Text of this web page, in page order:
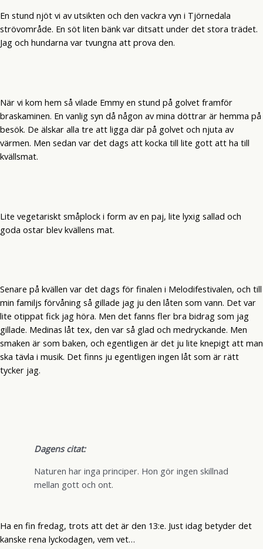
En stund njöt vi av utsikten och den vackra vyn i Tjörnedala
strövområde. En söt liten bänk var ditsatt under det stora trädet.
Jag och hundarna var tvungna att prova den.
När vi kom hem så vilade Emmy en stund på golvet framför
braskaminen. En vanlig syn då någon av mina döttrar är hemma på
besök. De älskar alla tre att ligga där på golvet och njuta av
värmen. Men sedan var det dags att kocka till lite gott att ha till
kvällsmat.
Lite vegetariskt småplock i form av en paj, lite lyxig sallad och
goda ostar blev kvällens mat.
Senare på kvällen var det dags för finalen i Melodifestivalen, och till
min familjs förvåning så gillade jag ju den låten som vann. Det var
lite otippat fick jag höra. Men det fanns fler bra bidrag som jag
gillade. Medinas låt tex, den var så glad och medryckande. Men
smaken är som baken, och egentligen är det ju lite knepigt att man
ska tävla i musik. Det finns ju egentligen ingen låt som är rätt
tycker jag.
Dagens citat:
Naturen har inga principer. Hon gör ingen skillnad
mellan gott och ont.
Ha en fin fredag, trots att det är den 13:e. Just idag betyder det
kanske rena lyckodagen, vem vet…